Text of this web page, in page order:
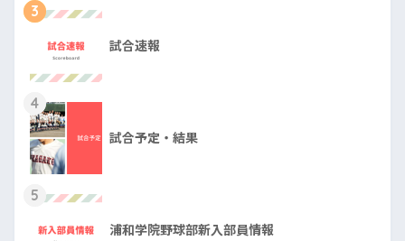
3
試合速報
4
試合予定・結果
5
浦和学院野球部新入部員情報